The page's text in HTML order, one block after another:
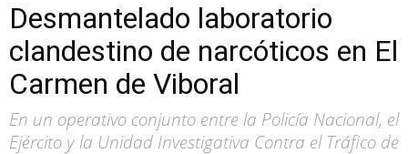
Desmantelado laboratorio
clandestino de narcóticos en El
Carmen de Viboral
En un operativo conjunto entre la Policía Nacional, el
Ejército y la Unidad Investigativa Contra el Tráfico de